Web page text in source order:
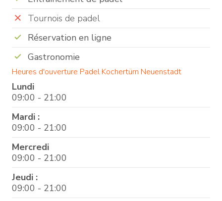
Tournois de padel
Réservation en ligne
Gastronomie
Heures d'ouverture Padel Kochertürn Neuenstadt
Lundi
09:00 - 21:00
Mardi :
09:00 - 21:00
Mercredi
09:00 - 21:00
Jeudi :
09:00 - 21:00